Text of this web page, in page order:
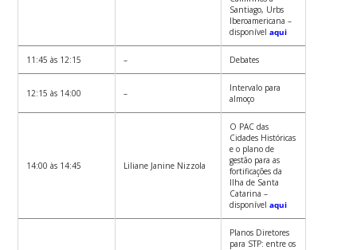
Santiago, Urbs
Iberoamericana –
disponívelaqui
11:45 às 12:15 – Debates
12:15 às 14:00 –
Intervalo para
almoço
14:00 às 14:45 Liliane Janine Nizzola
O PAC das
Cidades Históricas
e o plano de
gestão para as
fortificações da
Ilha de Santa
Catarina –
disponívelaqui
Planos Diretores
para STP: entre os